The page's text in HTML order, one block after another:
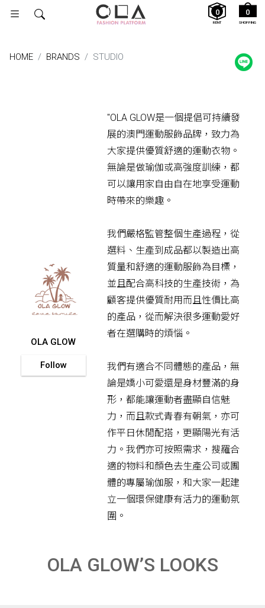
SHOPPING
0
RENT
0
HOME BRANDS STUDIO
OLA GLOW
Follow
"OLA GLOW是一個提倡可持續發
展的澳門運動服飾品牌，致力為
大家提供優質舒適的運動衣物。
無論是做瑜伽或高強度訓練，都
可以讓用家自由自在地享受運動
時帶來的樂趣。
我們嚴格監管整個生產過程，從
選料、生產到成品都以製造出高
質量和舒適的運動服飾為目標，
並且配合高科技的生產技術，為
顧客提供優質耐用而且性價比高
的產品，從而解決很多運動愛好
者在選購時的煩惱。
我們有適合不同體態的產品，無
論是嬌小可愛還是身材豐滿的身
形，都能讓運動者盡顯自信魅
力，而且款式青春有朝氣，亦可
作平日休閒配搭，更顯陽光有活
力。我們亦可按照需求，搜羅合
適的物料和顏色去生產公司或團
體的專屬瑜伽服，和大家一起建
立一個環保健康有活力的運動氛
圍。
OLA GLOW’S LOOKS